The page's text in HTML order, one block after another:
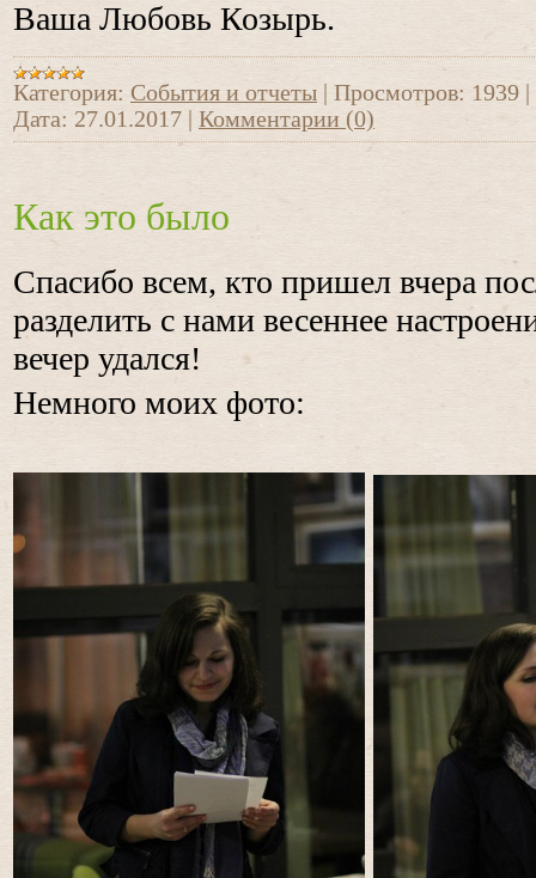
Ваша Любовь Козырь.
Категория: События и отчеты Просмотров: 1939
Дата: 27.01.2017 Комментарии (0)
Как это было
Спасибо всем, кто пришел вчера
разделить с нами весеннее
вечер удался!
Немного моих фото: